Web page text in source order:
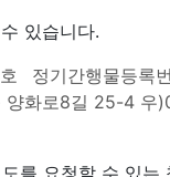
있습니다.
정기간행물등록
양화로8길 25-4 우
를 요청할 수 있는